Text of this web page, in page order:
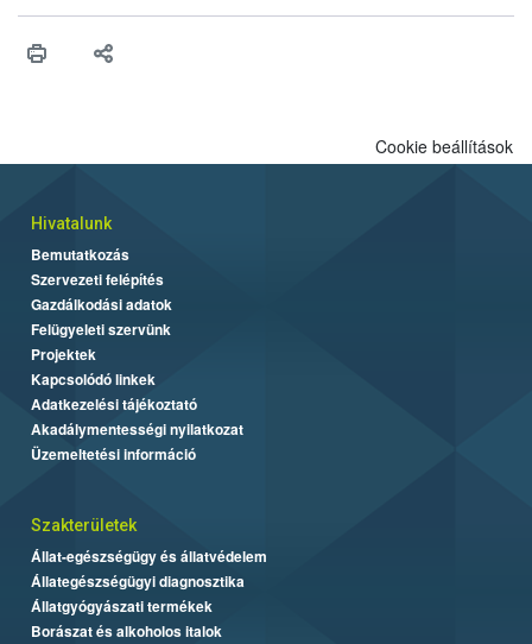
higiéniai szabályok betartása, a megfelelő hőkezelés, valamint a
biztonsági Hivatal (Nébih) Oktatási Programja összegyűjtötte a
Cookie beállítások
Hivatalunk
Bemutatkozás
Szervezeti felépítés
Gazdálkodási adatok
Felügyeleti szervünk
Projektek
Kapcsolódó linkek
Adatkezelési tájékoztató
Akadálymentességi nyilatkozat
Üzemeltetési információ
Szakterületek
Állat-egészségügy és állatvédelem
Állategészségügyi diagnosztika
Állatgyógyászati termékek
Borászat és alkoholos italok